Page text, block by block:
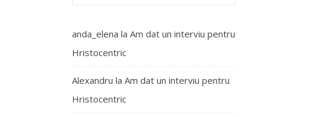
anda_elena la Am dat un interviu pentru
Hristocentric
Alexandru la Am dat un interviu pentru
Hristocentric